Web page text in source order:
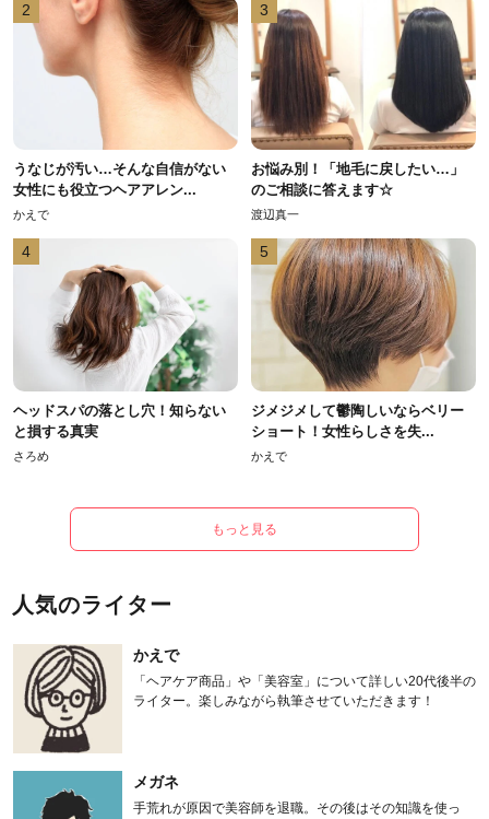
2
うなじが汚い…そんな自信がない
女性にも役立つヘアアレン...
かえで
3
お悩み別！「地毛に戻したい…」
のご相談に答えます☆
渡辺真一
4
ヘッドスパの落とし穴！知らない
と損する真実
さろめ
5
ジメジメして鬱陶しいならベリー
ショート！女性らしさを失...
かえで
もっと見る
人気のライター
かえで
「ヘアケア商品」や「美容室」について詳しい20代後半の
ライター。楽しみながら執筆させていただきます！
メガネ
手荒れが原因で美容師を退職。その後はその知識を使っ